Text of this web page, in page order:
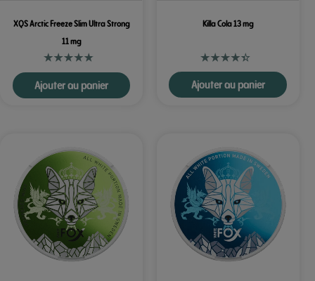
XQS Arctic Freeze Slim Ultra Strong
11 mg
Ajouter au panier
Killa Cola 13 mg
Ajouter au panier